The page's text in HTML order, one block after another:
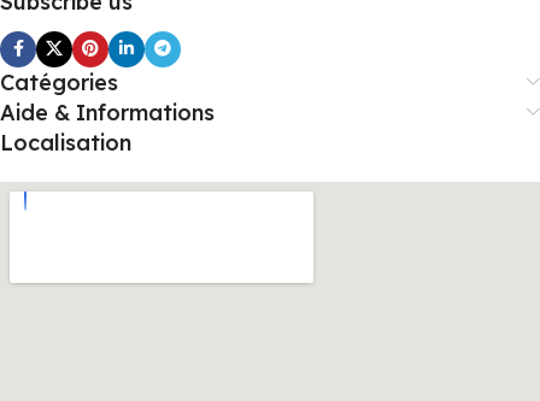
Catégories
Aide & Informations
Localisation